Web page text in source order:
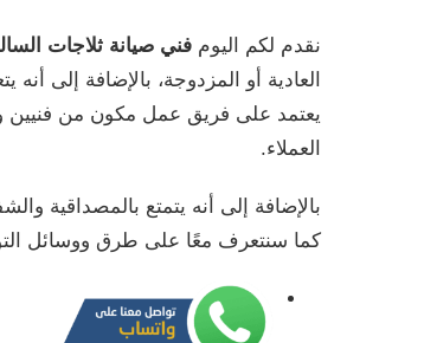
نقدم لكم اليوم فني صيانة ثلاجات
العادية أو المزدوجة، بالإضافة إلى
يعتمد على فريق عمل مكون من فنيين
العملاء.
بالإضافة إلى أنه يتمتع بالمصداقية
كما سنتعرف معًا على طرق ووسائل